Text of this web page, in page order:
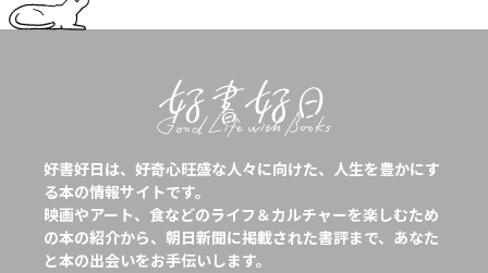
好書好日は、好奇心旺盛な人々に向けた、人生を豊かにす
る本の情報サイトです。
映画やアート、食などのライフ＆カルチャーを楽しむため
の本の紹介から、朝日新聞に掲載された書評まで、あなた
と本の出会いをお手伝いします。